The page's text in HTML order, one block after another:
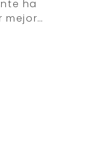
ha
mejor…